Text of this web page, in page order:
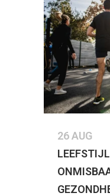
26 AUG